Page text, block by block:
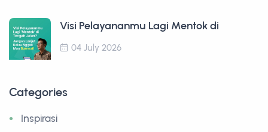
Visi Pelayananmu Lagi Mentok di
04 July 2026
Categories
Inspirasi